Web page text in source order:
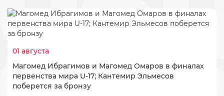
01 августа
Магомед Ибрагимов и Магомед Омаров в финалах
первенства мира U-17; Кантемир Эльмесов
поберется за бронзу